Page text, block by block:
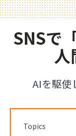
SNSで
人
AIを駆使
Topics